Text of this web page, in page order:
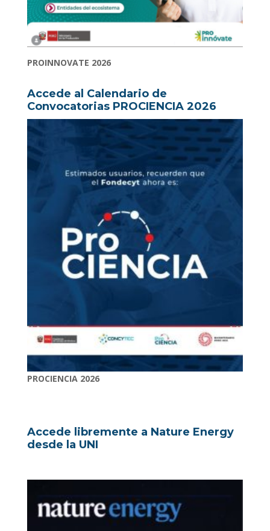
PROINNOVATE 2026
Accede al Calendario de
Convocatorias PROCIENCIA 2026
PROCIENCIA 2026
Accede libremente a Nature Energy
desde la UNI